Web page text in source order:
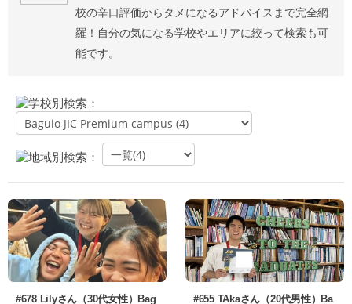
校の辛口評価からタメになるアドバイスまで完全網
羅！自分の気になる学校やエリアに絞って検索も可
能です。
学校別検索：
地域別検索：
#678 Lilyさん（30代女性）Bag
#655 TAkaさん（20代男性）Ba